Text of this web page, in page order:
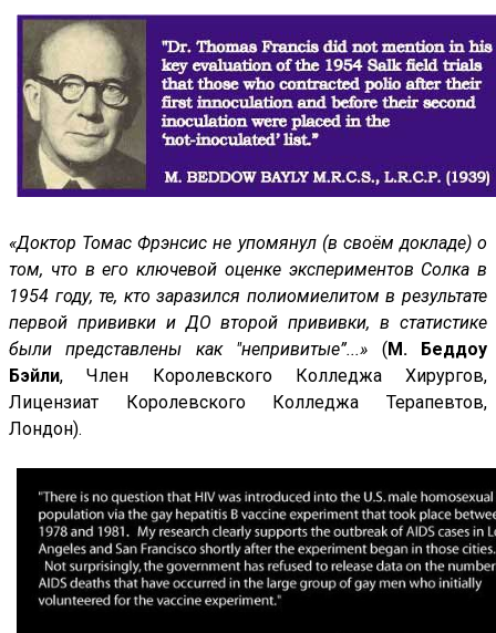
«Доктор Томас Фрэнсис не упомянул (в своём докладе) о
том, что в его ключевой оценке экспериментов Солка в
1954 году, те, кто заразился полиомиелитом в результате
первой прививки и ДО второй прививки, в статистике
были представлены как "непривитые”...» ( М. Беддоу
Бэйли, Член Королевского Колледжа Хирургов,
Лицензиат Королевского Колледжа Терапевтов,
Лондон).